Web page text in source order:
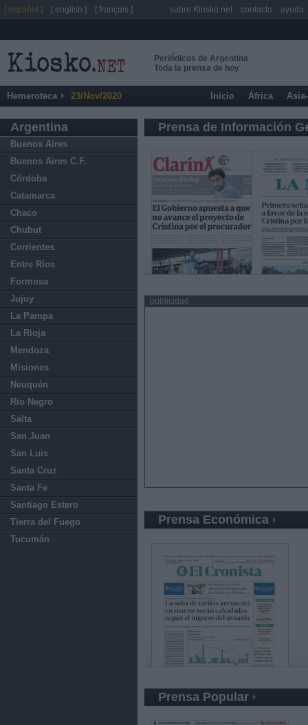
Periódicos de Argentina
Toda la prensa de hoy
Hemeroteca 23/Nov/2020 Inicio África
Argentina
Buenos Aires
Buenos Aires C.F.
Córdoba
Catamarca
Chaco
Chubut
Corrientes
Entre Ríos
Formosa
Jujuy
La Pampa
La Rioja
Mendoza
Misiones
Neuquén
Rio Negro
Salta
San Juan
San Luis
Santa Cruz
Santa Fe
Santiago Estero
Tierra del Fuego
Tucumán
Prensa de Información
publicidad
Prensa Económica
Prensa Popular
[ español ] [ english ] [ français ] sobre Kiosko.net contacto ayuda